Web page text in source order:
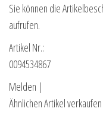
Sie können die
aufrufen.
Artikel Nr.:
0094534867
Melden |
Ähnlichen Artikel verkaufen